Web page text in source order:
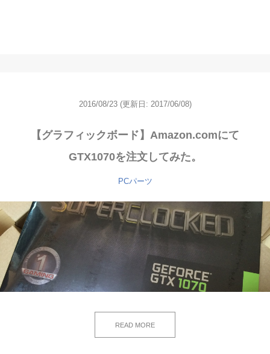
2016/08/23 (更新日: 2017/06/08)
【グラフィックボード】Amazon.comにて
GTX1070を注文してみた。
PCパーツ
READ MORE